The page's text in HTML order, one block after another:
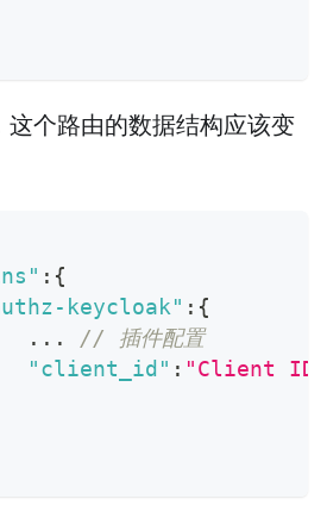
这个路由的数据结构应该变
: {
keycloak" : {
...
// 插件配置
"client_id" : "Client ID"